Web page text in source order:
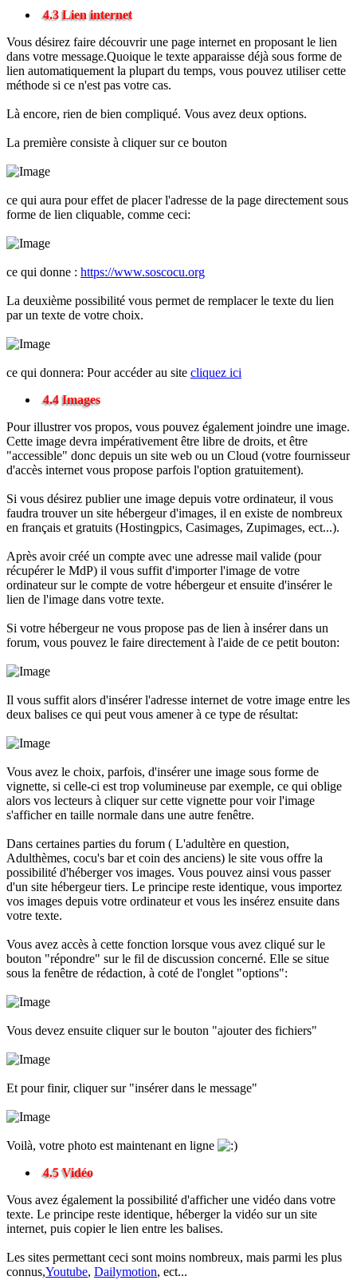
4.3 Lien internet
Vous désirez faire découvrir une page internet en proposant le lien
dans votre message.Quoique le texte apparaisse déjà sous forme de
lien automatiquement la plupart du temps, vous pouvez utiliser cette
méthode si ce n'est pas votre cas.
Là encore, rien de bien compliqué. Vous avez deux options.
La première consiste à cliquer sur ce bouton
ce qui aura pour effet de placer l'adresse de la page directement sous
forme de lien cliquable, comme ceci:
ce qui donne : https://www.soscocu.org
La deuxième possibilité vous permet de remplacer le texte du lien
par un texte de votre choix.
ce qui donnera: Pour accéder au site cliquez ici
4.4 Images
Pour illustrer vos propos, vous pouvez également joindre une image.
Cette image devra impérativement être libre de droits, et être
"accessible" donc depuis un site web ou un Cloud (votre fournisseur
d'accès internet vous propose parfois l'option gratuitement).
Si vous désirez publier une image depuis votre ordinateur, il vous
faudra trouver un site hébergeur d'images, il en existe de nombreux
en français et gratuits (Hostingpics, Casimages, Zupimages, ect...).
Après avoir créé un compte avec une adresse mail valide (pour
récupérer le MdP) il vous suffit d'importer l'image de votre
ordinateur sur le compte de votre hébergeur et ensuite d'insérer le
lien de l'image dans votre texte.
Si votre hébergeur ne vous propose pas de lien à insérer dans un
forum, vous pouvez le faire directement à l'aide de ce petit bouton:
Il vous suffit alors d'insérer l'adresse internet de votre image entre les
deux balises ce qui peut vous amener à ce type de résultat:
Vous avez le choix, parfois, d'insérer une image sous forme de
vignette, si celle-ci est trop volumineuse par exemple, ce qui oblige
alors vos lecteurs à cliquer sur cette vignette pour voir l'image
s'afficher en taille normale dans une autre fenêtre.
Dans certaines parties du forum ( L'adultère en question,
Adulthèmes, cocu's bar et coin des anciens) le site vous offre la
possibilité d'héberger vos images. Vous pouvez ainsi vous passer
d'un site hébergeur tiers. Le principe reste identique, vous importez
vos images depuis votre ordinateur et vous les insérez ensuite dans
votre texte.
Vous avez accès à cette fonction lorsque vous avez cliqué sur le
bouton "répondre" sur le fil de discussion concerné. Elle se situe
sous la fenêtre de rédaction, à coté de l'onglet "options":
Vous devez ensuite cliquer sur le bouton "ajouter des fichiers"
Et pour finir, cliquer sur "insérer dans le message"
Voilà, votre photo est maintenant en ligne
4.5 Vidéo
Vous avez également la possibilité d'afficher une vidéo dans votre
texte. Le principe reste identique, héberger la vidéo sur un site
internet, puis copier le lien entre les balises.
Les sites permettant ceci sont moins nombreux, mais parmi les plus
connus,Youtube, Dailymotion, ect...